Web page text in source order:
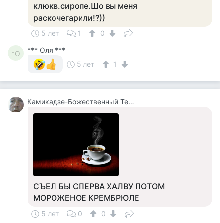
клюкв.сиропе.Шо вы меня
раскочегарили!?))
5 лет 1 0
*О
*** Оля ***
5 лет
1
Камикадзе-Божественный Теплый Ветерок
СЪЕЛ БЫ СПЕРВА ХАЛВУ ПОТОМ
МОРОЖЕНОЕ КРЕМБРЮЛЕ
5 лет 0 0